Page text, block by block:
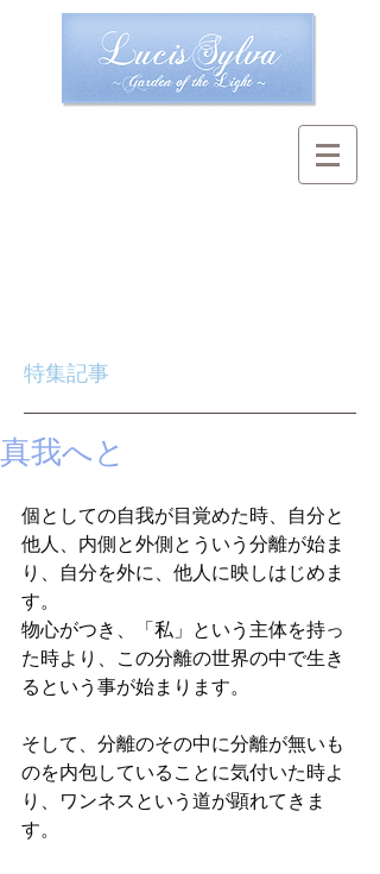
特集記事
真我へと
個としての自我が目覚めた時、自分と
他人、内側と外側とういう分離が始ま
り、自分を外に、他人に映しはじめま
す。
物心がつき、「私」という主体を持っ
た時より、この分離の世界の中で生き
るという事が始まります。
そして、分離のその中に分離が無いも
のを内包していることに気付いた時よ
り、ワンネスという道が顕れてきま
す。